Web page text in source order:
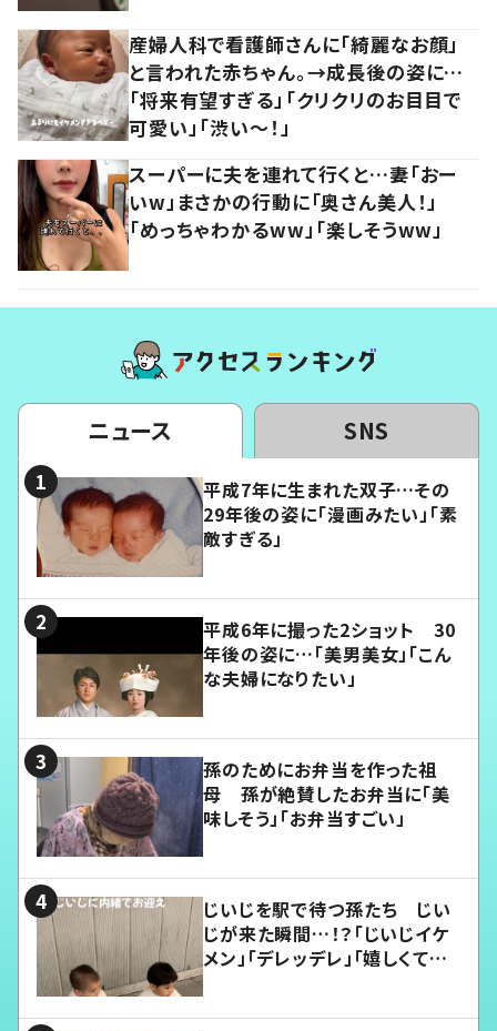
産婦人科で看護師さんに「綺麗なお顔」
と言われた赤ちゃん。→成長後の姿に…
「将来有望すぎる」「クリクリのお目目で
可愛い」「渋い～！」
スーパーに夫を連れて行くと…妻「おー
いw」まさかの行動に「奥さん美人！」
「めっちゃわかるww」「楽しそうww」
ニュース SNS
平成7年に生まれた双子…その
29年後の姿に「漫画みたい」「素
敵すぎる」
平成6年に撮った2ショット 30
年後の姿に…「美男美女」「こん
な夫婦になりたい」
孫のためにお弁当を作った祖
母 孫が絶賛したお弁当に「美
味しそう」「お弁当すごい」
じいじを駅で待つ孫たち じい
じが来た瞬間…！？「じいじイケ
メン」「デレッデレ」「嬉しくて可